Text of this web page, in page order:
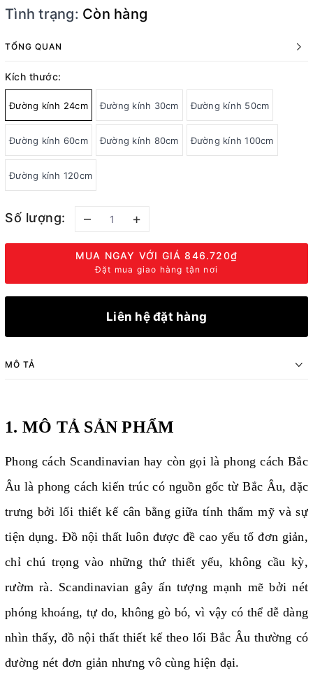
Tình trạng: Còn hàng
TỔNG QUAN
Kích thước:
Đường kính 24cm Đường kính 30cm Đường kính 50cm
Đường kính 60cm Đường kính 80cm Đường kính 100cm
Đường kính 120cm
Số lượng: – +
MUA NGAY VỚI GIÁ846.720₫
Đặt mua giao hàng tận nơi
Liên hệ đặt hàng
MÔ TẢ
1. MÔ TẢ SẢN PHẨM
Phong cách Scandinavian hay còn gọi là phong cách Bắc
Âu là phong cách kiến trúc có nguồn gốc từ Bắc Âu, đặc
trưng bởi lối thiết kế cân bằng giữa tính thẩm mỹ và sự
tiện dụng. Đồ nội thất luôn được đề cao yếu tố đơn giản,
chỉ chú trọng vào những thứ thiết yếu, không cầu kỳ,
rườm rà. Scandinavian gây ấn tượng mạnh mẽ bởi nét
phóng khoáng, tự do, không gò bó, vì vậy có thể dễ dàng
nhìn thấy, đồ nội thất thiết kế theo lối Bắc Âu thường có
đường nét đơn giản nhưng vô cùng hiện đại.